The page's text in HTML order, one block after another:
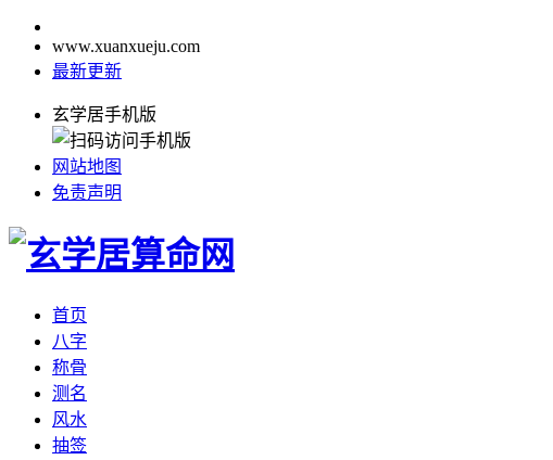
www.xuanxueju.com
最新更新
玄学居手机版
网站地图
免责声明
首页
八字
称骨
测名
风水
抽签